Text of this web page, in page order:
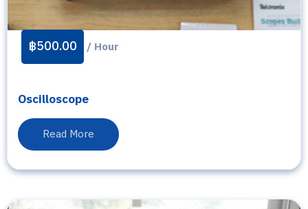
฿500.00 / Hour
Oscilloscope
Read More